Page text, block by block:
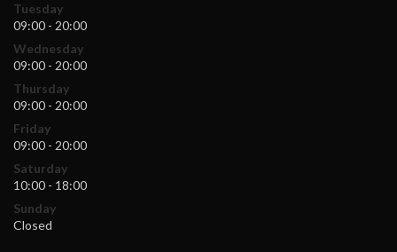
Tuesday
09:00 - 20:00
Wednesday
09:00 - 20:00
Thursday
09:00 - 20:00
Friday
09:00 - 20:00
Saturday
10:00 - 18:00
Sunday
Closed